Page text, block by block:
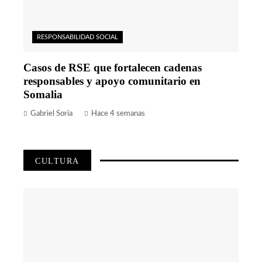
RESPONSABILIDAD SOCIAL
Casos de RSE que fortalecen cadenas
responsables y apoyo comunitario en
Somalia
Gabriel Soria Hace 4 semanas
CULTURA